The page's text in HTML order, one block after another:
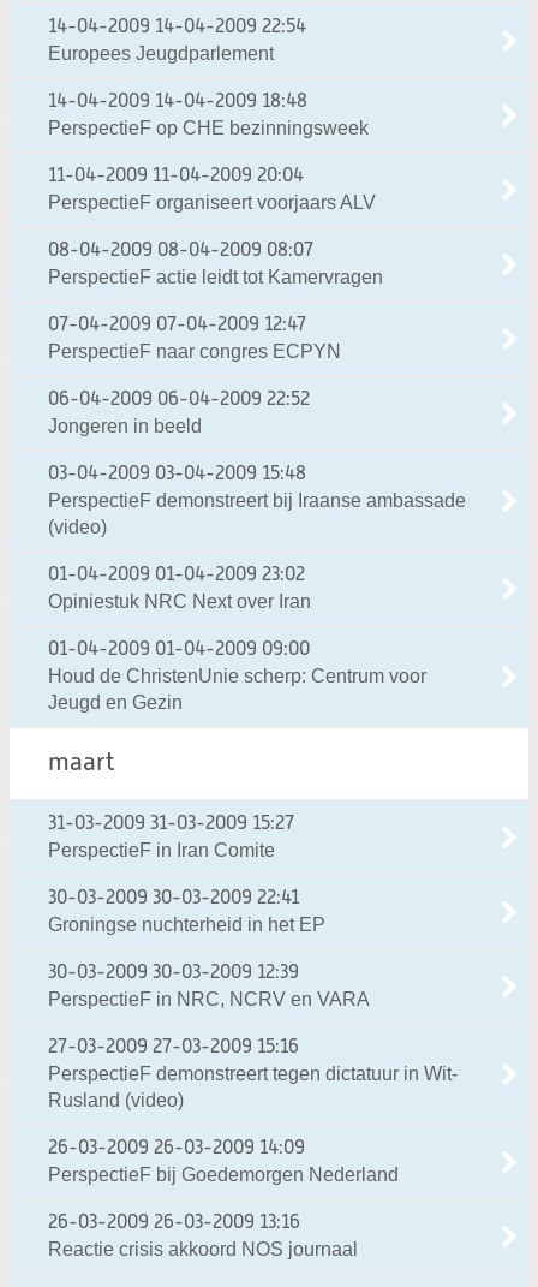
14-04-2009 14-04-2009 22:54
Europees Jeugdparlement
14-04-2009 14-04-2009 18:48
PerspectieF op CHE bezinningsweek
11-04-2009 11-04-2009 20:04
PerspectieF organiseert voorjaars ALV
08-04-2009 08-04-2009 08:07
PerspectieF actie leidt tot Kamervragen
07-04-2009 07-04-2009 12:47
PerspectieF naar congres ECPYN
06-04-2009 06-04-2009 22:52
Jongeren in beeld
03-04-2009 03-04-2009 15:48
PerspectieF demonstreert bij Iraanse ambassade
(video)
01-04-2009 01-04-2009 23:02
Opiniestuk NRC Next over Iran
01-04-2009 01-04-2009 09:00
Houd de ChristenUnie scherp: Centrum voor
Jeugd en Gezin
maart
31-03-2009 31-03-2009 15:27
PerspectieF in Iran Comite
30-03-2009 30-03-2009 22:41
Groningse nuchterheid in het EP
30-03-2009 30-03-2009 12:39
PerspectieF in NRC, NCRV en VARA
27-03-2009 27-03-2009 15:16
PerspectieF demonstreert tegen dictatuur in Wit-
Rusland (video)
26-03-2009 26-03-2009 14:09
PerspectieF bij Goedemorgen Nederland
26-03-2009 26-03-2009 13:16
Reactie crisis akkoord NOS journaal